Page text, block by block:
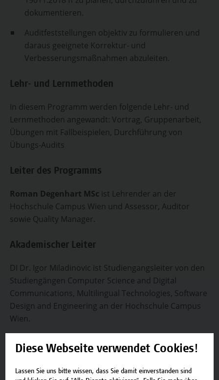
dokumentieren.
Auditfeststellungen objektiv zu formulieren und
daraus geeignete Korrektur- und
Verbesserungsmaßnahmen abzuleiten.
Lehr- und Lernmethoden
In diesem Programm werden folgende Lehr- und
Lernmethoden angewandt: Vortrag, Gruppenarbeit,
Übungen mit Fallbeispielen, Durchführung von
Übungs-Audits
Leiter des Programms
Roman Degenhart MSc ist Lehrender an der
Hochschule Campus Wien und Assessor, Auditor
sowie Quality Manager.
Akademischer Leiter
DI Dr. Igor Miladinovic ist Studiengangsleiter von den
Studiengängen Computer Science and Digital
Communications, Multilingual Technologies, Software
Design and Engineering an der Hochschule Campus
Wien.
Auf einen Blick
Diese Webseite verwendet Cookies!
Lassen Sie uns bitte wissen, dass Sie damit einverstanden sind